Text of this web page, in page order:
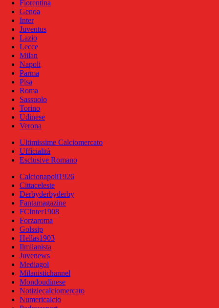
Fiorentina
Genoa
Inter
Juventus
Lazio
Lecce
Milan
Napoli
Parma
Pisa
Roma
Sassuolo
Torino
Udinese
Verona
Ultimissime Calciomercato
Ufficialità
Esclusive Romano
Calcionapoli1926
Cittaceleste
Derbyderbyderby
Fantamagazine
FCInter1908
Forzaroma
Golssip
Hellas1903
Ilmilanista
Juvenews
Mediagol
Milanistichannel
Mondoudinese
Notiziecalciomercato
Numericalcio